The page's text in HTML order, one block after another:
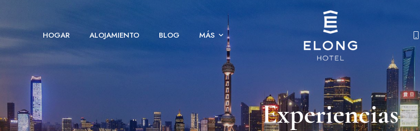
HOGAR ALOJAMIENTO BLOG MÁS
Experiencias